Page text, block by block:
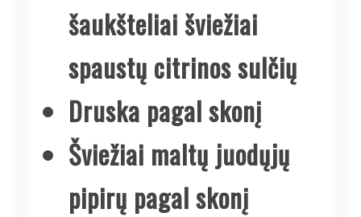
šaukšteliai šviežiai
spaustų citrinos sulčių
Druska pagal skonį
Šviežiai maltų juodųjų
pipirų pagal skonį